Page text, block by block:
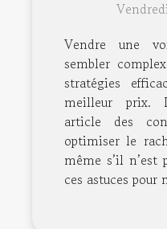
Vendre une
sembler
stratégies
meilleur prix.
article des
optimiser le
même s’il n’est
ces astuces pour